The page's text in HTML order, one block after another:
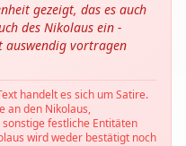
gezeigt, das es auch
des Nikolaus ein -
auswendig vortragen
handelt es sich um Satire.
an den Nikolaus,
festliche Entitäten
wird weder bestätigt noch